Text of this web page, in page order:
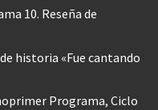
10. Reseña de
historia «Fue cantando
Programa, Ciclo